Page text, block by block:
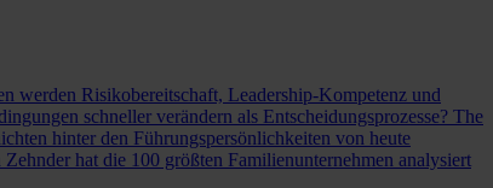
werden Risikobereitschaft, Leadership-Kompetenz und
schneller verändern als Entscheidungsprozesse? The
hinter den Führungspersönlichkeiten von heute
hat die 100 größten Familienunternehmen analysiert